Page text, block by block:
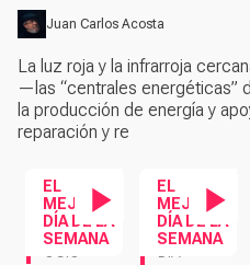
Juan Carlos Acosta
La luz roja y la infrarroja
—las “centrales energéticas”
la producción de energía y
reparación y re
EL
MEJOR
DÍA DE LA
SEMANA
Contenido en vídeo
OCIO
EL
MEJOR
DÍA DE LA
SEMANA
Contenido en
DIA